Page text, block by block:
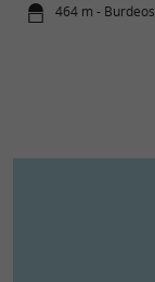
464 m - Burdeos